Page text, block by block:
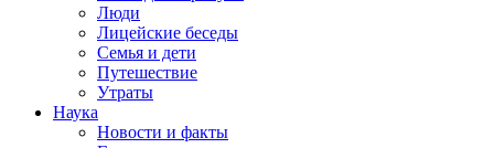
Люди
Лицейские беседы
Семья и дети
Путешествие
Утраты
Наука
Новости и факты